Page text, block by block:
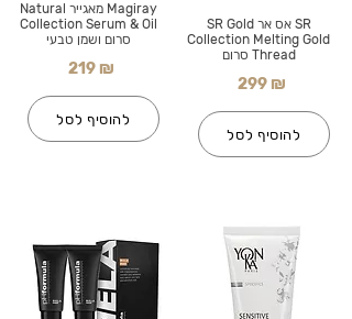
Magiray מאגייר Natural
Collection Serum & Oil
סרום ושמן טבעי
219 ₪
להוסיף לסל
SR אס אר SR Gold
Collection Melting Gold
Thread סרום
299 ₪
להוסיף לסל